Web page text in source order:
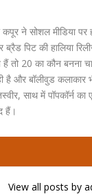
कपूर ने सोशल मीडिया
ब्रैड पिट की हालिया
20 का कौन बनना
है और बॉलीवुड
साथ में
हैं।
View all posts by